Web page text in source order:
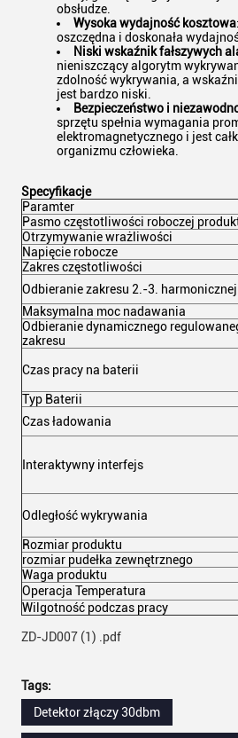
obsłudze.
Wysoka wydajność kosztowa
oszczędna i doskonała
Niski wskaźnik fałszywych
nieniszczący algorytm
zdolność wykrywania, a
jest bardzo niski.
Bezpieczeństwo i
sprzętu spełnia wymagania
elektromagnetycznego i jest
organizmu człowieka.
Specyfikacje
Paramter
Pasmo częstotliwości roboczej
Otrzymywanie wrażliwości
Napięcie robocze
Zakres częstotliwości
Odbieranie zakresu 2.-3. harmonicznej
Maksymalna moc nadawania
Odbieranie dynamicznego
zakresu
Czas pracy na baterii
Typ Baterii
Czas ładowania
Interaktywny interfejs
Odległość wykrywania
Rozmiar produktu
rozmiar pudełka zewnętrznego
Waga produktu
Operacja Temperatura
Wilgotność podczas pracy
ZD-JD007 (1) .pdf
Tags:
Detektor złączy 30dbm